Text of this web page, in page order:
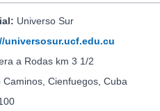
Universo Sur
universosur.ucf.edu.cu
a Rodas km 3 1/2
Caminos, Cienfuegos, Cuba